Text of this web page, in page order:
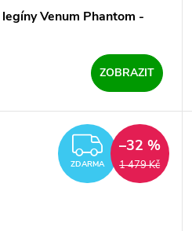
Venum Phantom -
ZOBRAZIT
ZDARMA
ZDARMA 1 479 Kč
–32 %